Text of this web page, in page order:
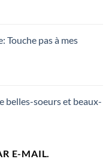
Touche pas à mes
belles-soeurs et beaux-
E-MAIL.